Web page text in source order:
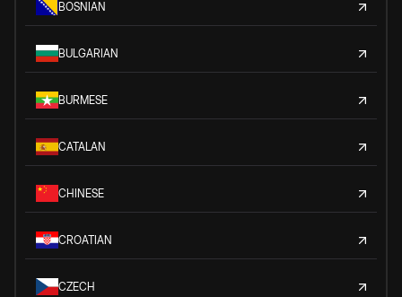
BOSNIAN
BULGARIAN
BURMESE
CATALAN
CHINESE
CROATIAN
CZECH